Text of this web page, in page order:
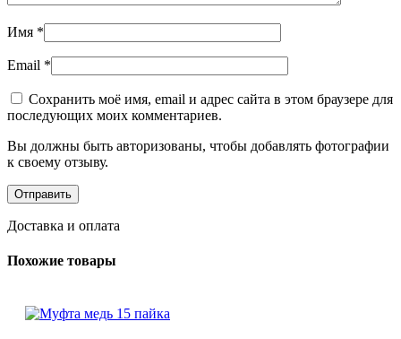
Имя *
Email *
Сохранить моё имя, email и адрес сайта в этом браузере для
последующих моих комментариев.
Вы должны быть авторизованы, чтобы добавлять фотографии
к своему отзыву.
Доставка и оплата
Похожие товары